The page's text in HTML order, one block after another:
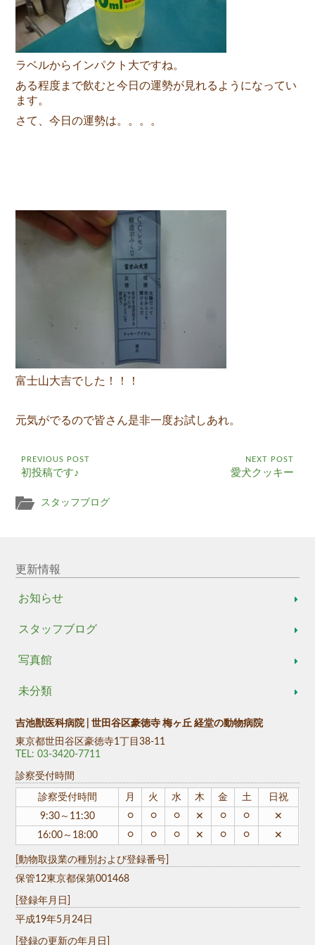
ラベルからインパクト大ですね。
ある程度まで飲むと今日の運勢が見れるようになってい
ます。
さて、今日の運勢は。。。。
富士山大吉でした！！！
元気がでるので皆さん是非一度お試しあれ。
PREVIOUS POST
初投稿です♪
NEXT POST
愛犬クッキー
スタッフブログ
更新情報
お知らせ
スタッフブログ
写真館
未分類
吉池獣医科病院 | 世田谷区豪徳寺 梅ヶ丘 経堂の動物病院
東京都世田谷区豪徳寺1丁目38-11
TEL: 03-3420-7711
診察受付時間
診察受付時間 月 火 水 木 金 土
日祝
9:30～11:30
○ ○ ○ ✕ ○ ○
✕
16:00～18:00
○ ○ ○ ✕ ○ ○ ✕
[動物取扱業の種別および登録番号]
保管12東京都保第001468
[登録年月日]
平成19年5月24日
[登録の更新の年月日]